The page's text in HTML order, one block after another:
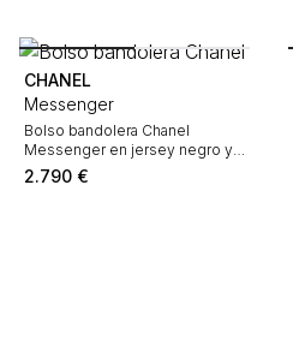
CHANEL
Messenger
Bolso bandolera Chanel
Messenger en jersey negro y
cuero negro
2.790 €